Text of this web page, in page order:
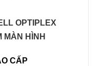
OPTIPLEX
MÀN HÌNH
CẤP